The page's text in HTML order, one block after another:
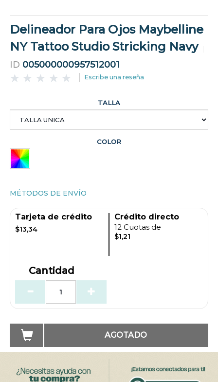
Delineador Para Ojos Maybelline
NY Tattoo Studio Stricking Navy
ID 005000000957512001
Escribe una reseña
TALLA
COLOR
MÉTODOS DE ENVÍO
Tarjeta de crédito
$13,34
Crédito directo
12 Cuotas de
$1,21
Cantidad
AGOTADO